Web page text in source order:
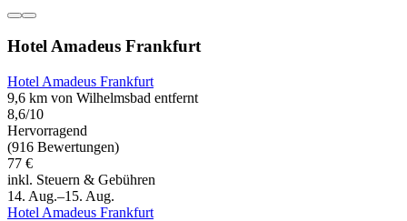
Hotel Amadeus Frankfurt
Hotel Amadeus Frankfurt
9,6 km von Wilhelmsbad entfernt
8,6/10
Hervorragend
(916 Bewertungen)
77 €
inkl. Steuern & Gebühren
14. Aug.–15. Aug.
Hotel Amadeus Frankfurt